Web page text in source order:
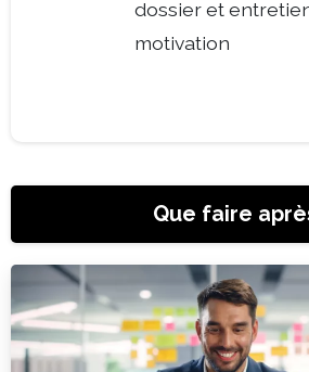
Que faire